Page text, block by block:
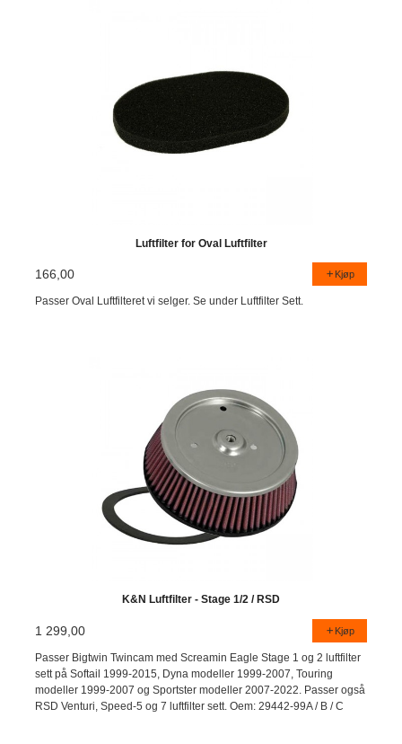
Luftfilter for Oval Luftfilter
166,00 Kjøp
Passer Oval Luftfilteret vi selger. Se under Luftfilter Sett.
K&N Luftfilter - Stage 1/2 / RSD
1 299,00 Kjøp
Passer Bigtwin Twincam med Screamin Eagle Stage 1 og 2 luftfilter
sett på Softail 1999-2015, Dyna modeller 1999-2007, Touring
modeller 1999-2007 og Sportster modeller 2007-2022. Passer også
RSD Venturi, Speed-5 og 7 luftfilter sett. Oem: 29442-99A / B / C